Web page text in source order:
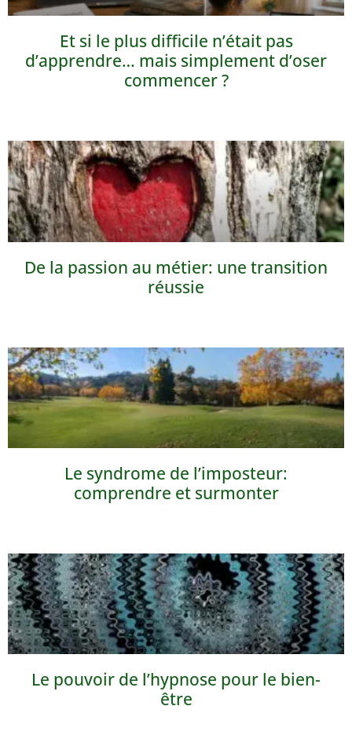
Et si le plus difficile n’était pas
d’apprendre… mais simplement d’oser
commencer ?
De la passion au métier: une transition
réussie
Le syndrome de l’imposteur:
comprendre et surmonter
Le pouvoir de l’hypnose pour le bien-
être